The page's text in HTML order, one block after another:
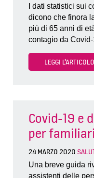
I dati statistici sui
dicono che finora
più di 65 anni di
contagio da
LEGGI L'ARTICOLO
Covid-19 e
per
24 MARZO 2020
Una breve guida
assistenti delle